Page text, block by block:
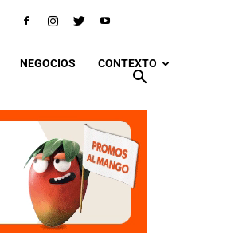
NEGOCIOS CONTEXTO